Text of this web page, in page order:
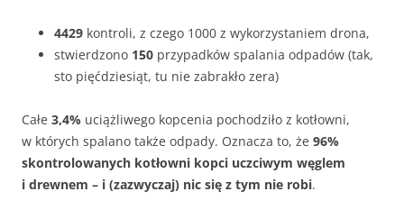
4429 kontroli, z czego 1000 z wykorzystaniem drona,
stwierdzono 150 przypadków spalania odpadów (tak,
sto pięćdziesiąt, tu nie zabrakło zera)
Całe 3,4% uciążliwego kopcenia pochodziło z kotłowni,
w których spalano także odpady. Oznacza to, że 96%
skontrolowanych kotłowni kopci uczciwym węglem
i drewnem – i (zazwyczaj) nic się z tym nie robi.